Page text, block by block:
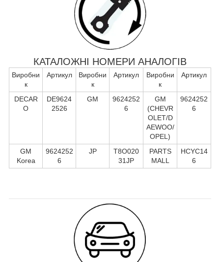
КАТАЛОЖНІ НОМЕРИ АНАЛОГІВ
Виробни
к
Артикул
Виробни
к
Артикул
Виробни
к
Артикул
DECAR
O
DE9624
2526
GM
9624252
6
GM
(CHEVR
OLET/D
AEWOO/
OPEL)
9624252
6
GM
Korea
9624252
6
JP
T8O020
31JP
PARTS
MALL
HCYC14
6